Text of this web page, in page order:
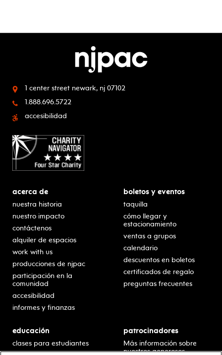
1 center street newark, nj 07102
1.888.696.5722
accesibilidad
acerca de
nuestra historia
nuestro impacto
contáctenos
alquiler de espacios
work with us
producciones de njpac
participación en la
comunidad
accesibilidad
informes y finanzas
boletos y eventos
taquilla
cómo llegar y
estacionamiento
ventas a grupos
calendario
descuentos en boletos
certificados de regalo
preguntas frecuentes
educación
clases para estudiantes
patrocinadores
Más información sobre
nuestros generosos